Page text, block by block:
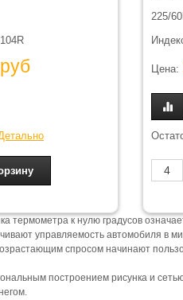
225/
Цена:
термометра к нулю градусов
управляемость автомобиля в
спросом начинают
построением рисунка и